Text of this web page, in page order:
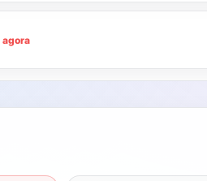
agora